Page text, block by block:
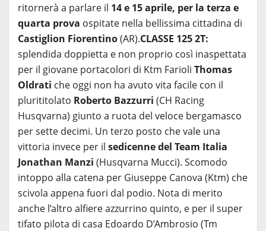
ritornerà a parlare il 14 e 15 aprile, per la terza e
quarta prova ospitate nella bellissima cittadina di
Castiglion Fiorentino(AR).CLASSE 125 2T:
splendida doppietta e non proprio così inaspettata
per il giovane portacolori di Ktm Farioli Thomas
Oldrati che oggi non ha avuto vita facile con il
plurititolato Roberto Bazzurri (CH Racing
Husqvarna) giunto a ruota del veloce bergamasco
per sette decimi. Un terzo posto che vale una
vittoria invece per il sedicenne del Team Italia
Jonathan Manzi (Husqvarna Mucci). Scomodo
intoppo alla catena per Giuseppe Canova (Ktm) che
scivola appena fuori dal podio. Nota di merito
anche l’altro alfiere azzurrino quinto, e per il super
tifato pilota di casa Edoardo D’Ambrosio (Tm